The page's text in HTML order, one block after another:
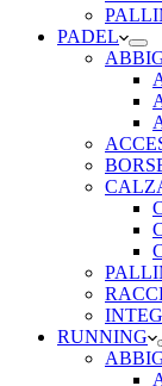
PADEL
RUNNING